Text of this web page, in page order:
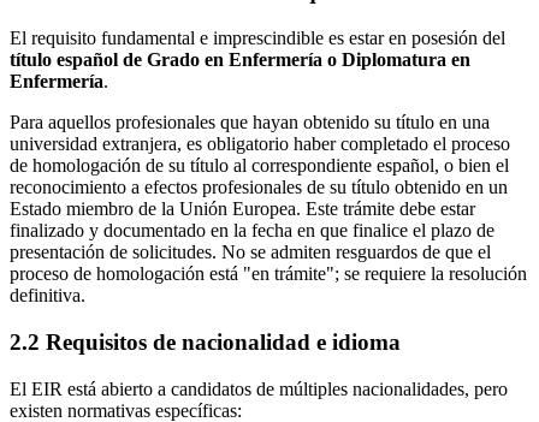
El requisito fundamental e imprescindible es estar en posesión del
título español de Grado en Enfermería o Diplomatura en
Enfermería.
Para aquellos profesionales que hayan obtenido su título en una
universidad extranjera, es obligatorio haber completado el proceso
de homologación de su título al correspondiente español, o bien el
reconocimiento a efectos profesionales de su título obtenido en un
Estado miembro de la Unión Europea. Este trámite debe estar
finalizado y documentado en la fecha en que finalice el plazo de
presentación de solicitudes. No se admiten resguardos de que el
proceso de homologación está "en trámite"; se requiere la resolución
definitiva.
2.2 Requisitos de nacionalidad e idioma
El EIR está abierto a candidatos de múltiples nacionalidades, pero
existen normativas específicas: